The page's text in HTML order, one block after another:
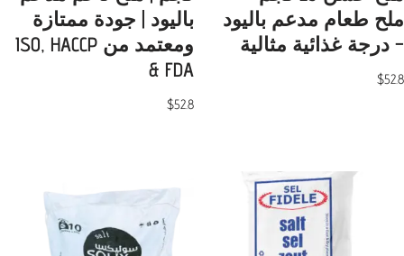
ملح طعام مدعم باليود
– درجة غذائية مثالية
$52.8
باليود | جودة ممتازة
ومعتمد من ISO, HACCP
& FDA
$52.8